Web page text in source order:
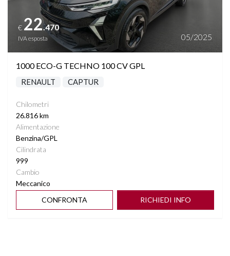
€ 22.470
IVA esposta 05/2025
1000 ECO-G TECHNO 100 CV GPL
RENAULT CAPTUR
Chilometri
26.816 km
Alimentazione
Benzina/GPL
Cilindrata
999
Cambio
Meccanico
CONFRONTA
RICHIEDI INFO